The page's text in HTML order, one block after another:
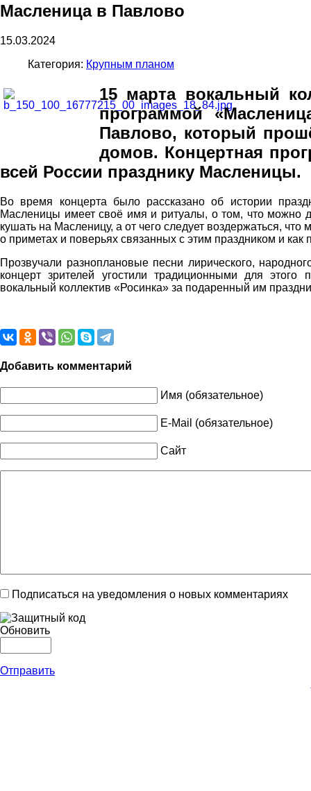
Масленица в Павлово
15.03.2024
Категория: Крупным планом
15 марта вокальный
программой
Павлово, который
домов. Концертная
всей России празднику Масленицы.
Во время концерта было рассказано об истории
Масленицы имеет своё имя и ритуалы, о том, что можно
кушать на Масленицу, а от чего следует воздержаться,
о приметах и поверьях связанных с этим праздником и как
Прозвучали разноплановые песни лирического,
концерт зрителей угостили традиционными для
вокальный коллектив «Росинка» за подаренный им
Добавить комментарий
Имя (обязательное)
E-Mail (обязательное)
Сайт
Подписаться на уведомления о новых комментариях
Обновить
Отправить